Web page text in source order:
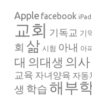
Applefacebook iPad
교회 기독교 기
회 삶 시험 아내 아
대 의대생 의사
교육 자녀양육 자동
생 학습 해부